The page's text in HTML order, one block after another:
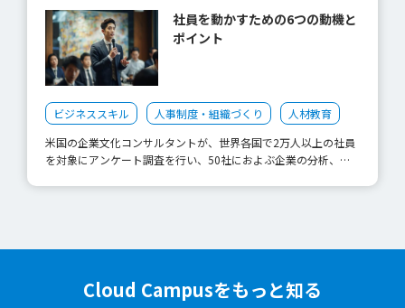
現する能力を持つイノベーションリーダーが求められています。
イノベーションリーダーに必要な能力とは？ イノベーション
は、創造性を奨励する企業文化の創出、研究開発のプロセスの見
直し、人事や奨励制度の改革など、さまざまな方面で成し遂げら
れます。イノベーションを実現させるリーダーには、どのような
能力が求められるのかをみてみましょう。 明確なビジョンを持
ち、他人を巻き込む求心力 現状を打開し、創造することは1人の
人間だけで成し得ることではありません。ユニークなアイデアや
優秀な人材を活かし、目標とするビジョンを目に見える形で周囲
ンを実現する力 イノベーションは既存の価値や枠組みを壊して
新たに創造する作業のため、現実と目標のギャップに苦しむこと
回は「社会人基礎力」とはどのような内容で構成され、どのよう
に鍛えていけばよいかについて紹介します。 「社会人基礎力」
とは？どのような位置づけなのか？ 社会人基礎力とは、2006年
に経済産業省で「多様な人々と仕事をしていくうえで必要な基礎
的な力」として定義された概念です。 もともとは企業で働く人
準」に意識の差があったことから、企業と学生間での認識のギャ
ップを埋めるために定義されました。 社会人としての能力は、
まず社会人としての心構えや基本的なビジネスマナー等が挙げら
れますが、さらに必要となるのが社会人基礎力です。 社会人基
で働く力」の3つの能力と、それらに紐付く12の能力要素で成り
力要素 内容 前に踏み出す力 （アクション） 主体性 物事に進ん
で取り組む力 働きかけ力 他人に働きかけ巻き込む力 実行力 目的
社員を動かすための6つの動機と
ポイント
ビジネススキル 人事制度・組織づくり
人材教育
米国の企業文化コンサルタントが、世界各国で2万人以上の社員
を対象にアンケート調査を行い、50社におよぶ企業の分析、
存在します。 「仕事が楽しくてしかたがない」「出世したい」
「経済的安定がほしい」「上司からのプレッシャー」など、さま
Cloud Campusをもっと知る